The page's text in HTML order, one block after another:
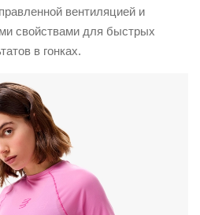
вентиляцией и
свойствами для быстрых
в гонках.